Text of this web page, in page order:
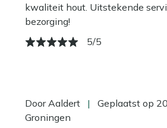
kwaliteit hout. Uitstekende
bezorging!
5/5
Door Aaldert | Geplaatst op
Groningen